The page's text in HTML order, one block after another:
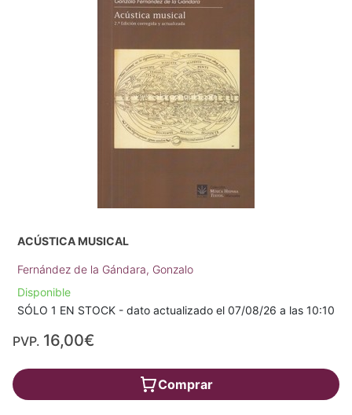
ACÚSTICA MUSICAL
Fernández de la Gándara, Gonzalo
Disponible
SÓLO 1 EN STOCK - dato actualizado el 07/08/26 a las 10:10
PVP. 16,00€
Comprar